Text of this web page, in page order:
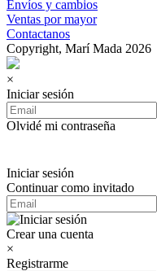
Envíos y cambios
Ventas por mayor
Contactanos
Copyright, Marí Mada 2026
×
Iniciar sesión
Olvidé mi contraseña
Iniciar sesión
Continuar como invitado
Crear una cuenta
×
Registrarme